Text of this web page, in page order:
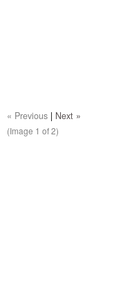
« Previous | Next »
(Image 1 of 2)